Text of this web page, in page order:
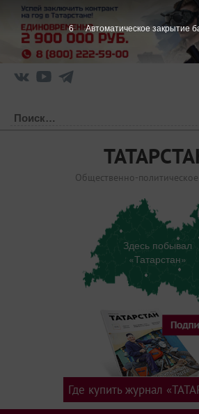
Общественно-
Здесь побывал
«Татарстан»
Где купить журнал
5 Автоматическое закрытие